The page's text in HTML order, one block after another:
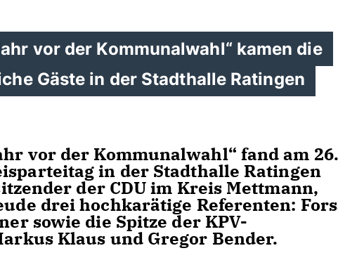
vor der Kommunalwahl“ kamen die
Gäste in der Stadthalle Ratingen
vor der Kommunalwahl“ fand am 26.
in der Stadthalle Ratingen
der CDU im Kreis Mettmann,
drei hochkarätige Referenten:
sowie die Spitze der KPV-
Klaus und Gregor Bender.